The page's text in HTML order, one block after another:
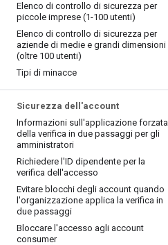
Elenco di controllo di sicurezza per
piccole imprese (1-100 utenti)
Elenco di controllo di sicurezza per
aziende di medie e grandi dimensioni
(oltre 100 utenti)
Tipi di minacce
Sicurezza dell'account
Informazioni sull'applicazione forzata
della verifica in due passaggi per gli
amministratori
Richiedere l'ID dipendente per la
verifica dell'accesso
Evitare blocchi degli account quando
l'organizzazione applica la verifica in
due passaggi
Bloccare l'accesso agli account
consumer